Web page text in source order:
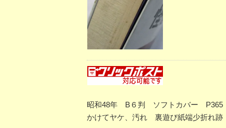
昭和48年 B６判 ソフトカバー P365
かけてヤケ、汚れ 裏遊び紙端少折れ跡